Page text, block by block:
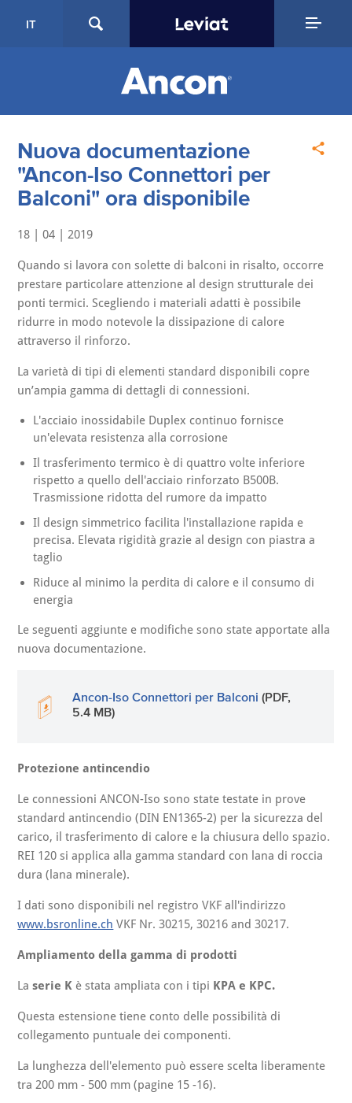
IT
Nuova documentazione
"Ancon-Iso Connettori per
Balconi" ora disponibile
18 | 04 | 2019
Quando si lavora con solette di balconi in risalto, occorre
prestare particolare attenzione al design strutturale dei
ponti termici. Scegliendo i materiali adatti è possibile
ridurre in modo notevole la dissipazione di calore
attraverso il rinforzo.
La varietà di tipi di elementi standard disponibili copre
un’ampia gamma di dettagli di connessioni.
L'acciaio inossidabile Duplex continuo fornisce
un'elevata resistenza alla corrosione
Il trasferimento termico è di quattro volte inferiore
rispetto a quello dell'acciaio rinforzato B500B.
Trasmissione ridotta del rumore da impatto
Il design simmetrico facilita l'installazione rapida e
precisa. Elevata rigidità grazie al design con piastra a
taglio
Riduce al minimo la perdita di calore e il consumo di
energia
Le seguenti aggiunte e modifiche sono state apportate alla
nuova documentazione.
Ancon-Iso Connettori per Balconi (PDF,
5.4 MB)
Protezione antincendio
Le connessioni ANCON-Iso sono state testate in prove
standard antincendio (DIN EN1365-2) per la sicurezza del
carico, il trasferimento di calore e la chiusura dello spazio.
REI 120 si applica alla gamma standard con lana di roccia
dura (lana minerale).
I dati sono disponibili nel registro VKF all'indirizzo
www.bsronline.ch VKF Nr. 30215, 30216 and 30217.
Ampliamento della gamma di prodotti
Laserie K è stata ampliata con i tipi KPA e KPC.
Questa estensione tiene conto delle possibilità di
collegamento puntuale dei componenti.
La lunghezza dell'elemento può essere scelta liberamente
tra 200 mm - 500 mm (pagine 15 -16).